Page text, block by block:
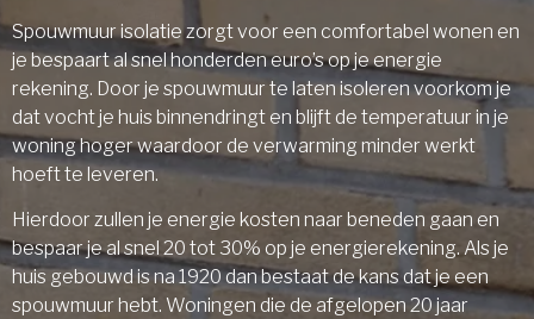
Spouwmuur isolatie zorgt voor een comfortabel wonen en
je bespaart al snel honderden euro’s op je energie
rekening. Door je spouwmuur te laten isoleren voorkom je
dat vocht je huis binnendringt en blijft de temperatuur in je
woning hoger waardoor de verwarming minder werkt
hoeft te leveren.
Hierdoor zullen je energie kosten naar beneden gaan en
bespaar je al snel 20 tot 30% op je energierekening. Als je
huis gebouwd is na 1920 dan bestaat de kans dat je een
spouwmuur hebt. Woningen die de afgelopen 20 jaar